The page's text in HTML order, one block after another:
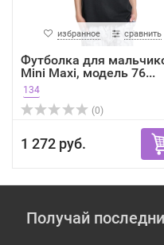
избранное сравнить
Футболка для
Mini Maxi, модель 76...
134
(0)
1 272 руб.
Получай